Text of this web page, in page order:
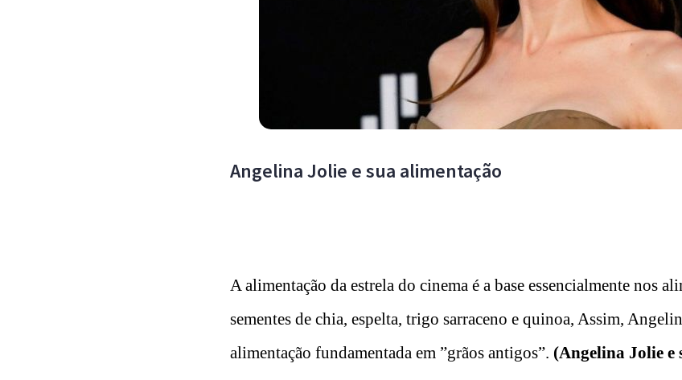
Angelina Jolie e sua alimentação
A alimentação da estrela do cinema é a base essencialmente nos
sementes de chia, espelta, trigo sarraceno e quinoa, Assim,
alimentação fundamentada em ”grãos antigos”. (Angelina Jolie e